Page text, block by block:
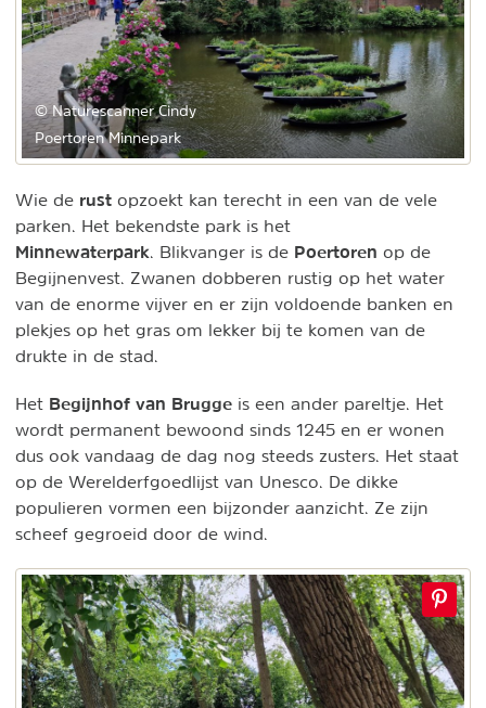
© Naturescanner Cindy
Poertoren Minnepark
Wie de rust opzoekt kan terecht in een van de vele
parken. Het bekendste park is het
Minnewaterpark . Blikvanger is de Poertoren op de
Begijnenvest. Zwanen dobberen rustig op het water
van de enorme vijver en er zijn voldoende banken en
plekjes op het gras om lekker bij te komen van de
drukte in de stad.
Het Begijnhof van Brugge is een ander pareltje. Het
wordt permanent bewoond sinds 1245 en er wonen
dus ook vandaag de dag nog steeds zusters. Het staat
op de Werelderfgoedlijst van Unesco. De dikke
populieren vormen een bijzonder aanzicht. Ze zijn
scheef gegroeid door de wind.